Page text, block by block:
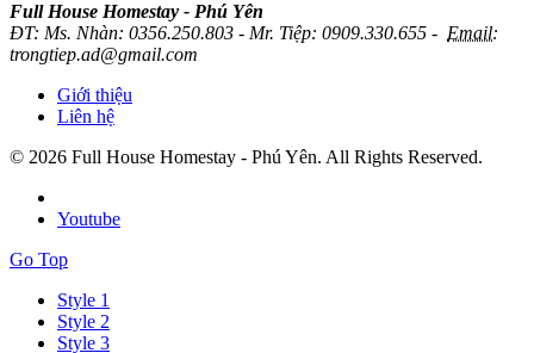
Full House Homestay - Phú Yên
ĐT: Ms. Nhàn: 0356.250.803 - Mr. Tiệp: 0909.330.655 - Email:
trongtiep.ad@gmail.com
Giới thiệu
Liên hệ
© 2026 Full House Homestay - Phú Yên. All Rights Reserved.
Youtube
Go Top
Style 1
Style 2
Style 3